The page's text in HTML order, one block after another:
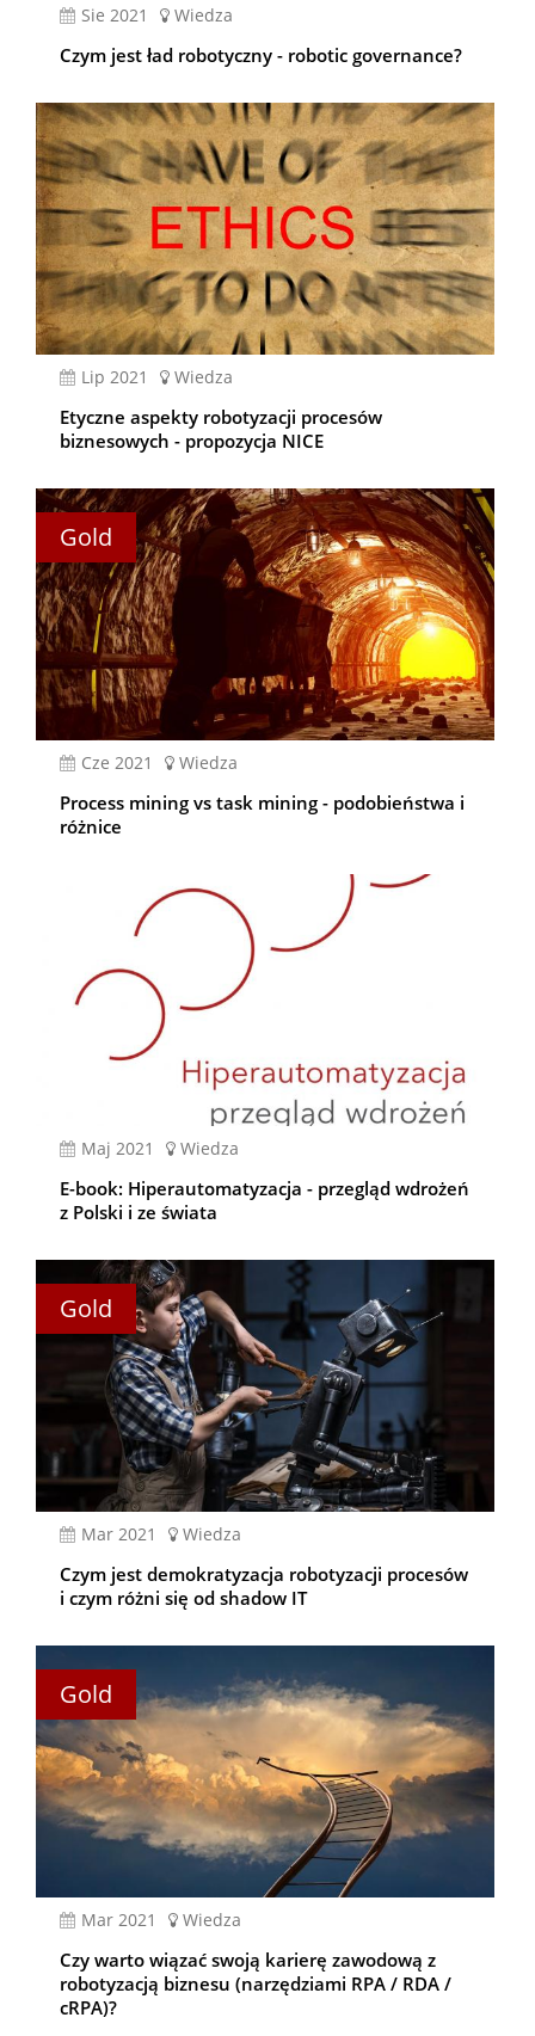
sie 2021 Wiedza
Czym jest ład robotyczny - robotic governance?
lip 2021 Wiedza
Etyczne aspekty robotyzacji procesów
biznesowych - propozycja NICE
Gold
cze 2021 Wiedza
Process mining vs task mining - podobieństwa i
różnice
Maj 2021 Wiedza
E-book: Hiperautomatyzacja - przegląd wdrożeń
z Polski i ze świata
Gold
mar 2021 Wiedza
Czym jest demokratyzacja robotyzacji procesów
i czym różni się od shadow IT
Gold
mar 2021 Wiedza
Czy warto wiązać swoją karierę zawodową z
robotyzacją biznesu (narzędziami RPA / RDA /
cRPA)?